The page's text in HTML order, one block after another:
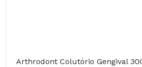
Arthrodont Colutório Gengival